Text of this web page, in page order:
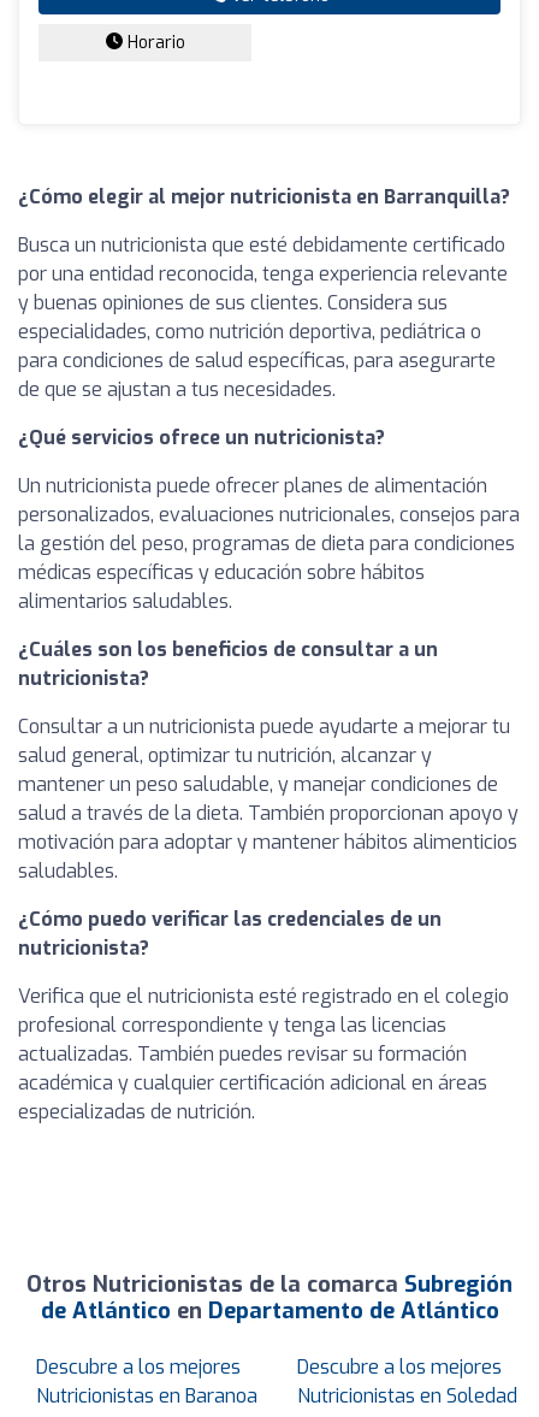
Horario
¿Cómo elegir al mejor nutricionista en Barranquilla?
Busca un nutricionista que esté debidamente certificado
por una entidad reconocida, tenga experiencia relevante
y buenas opiniones de sus clientes. Considera sus
especialidades, como nutrición deportiva, pediátrica o
para condiciones de salud específicas, para asegurarte
de que se ajustan a tus necesidades.
¿Qué servicios ofrece un nutricionista?
Un nutricionista puede ofrecer planes de alimentación
personalizados, evaluaciones nutricionales, consejos para
la gestión del peso, programas de dieta para condiciones
médicas específicas y educación sobre hábitos
alimentarios saludables.
¿Cuáles son los beneficios de consultar a un
nutricionista?
Consultar a un nutricionista puede ayudarte a mejorar tu
salud general, optimizar tu nutrición, alcanzar y
mantener un peso saludable, y manejar condiciones de
salud a través de la dieta. También proporcionan apoyo y
motivación para adoptar y mantener hábitos alimenticios
saludables.
¿Cómo puedo verificar las credenciales de un
nutricionista?
Verifica que el nutricionista esté registrado en el colegio
profesional correspondiente y tenga las licencias
actualizadas. También puedes revisar su formación
académica y cualquier certificación adicional en áreas
especializadas de nutrición.
Otros Nutricionistas de la comarca Subregión
de Atlántico en Departamento de Atlántico
Descubre a los mejores
Nutricionistas en Baranoa
Descubre a los mejores
Nutricionistas en Soledad